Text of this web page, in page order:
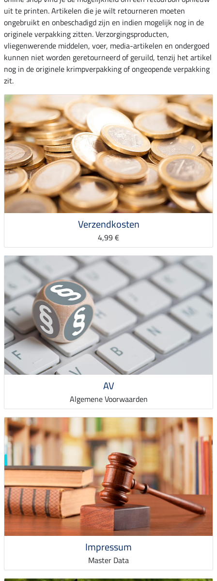
uit te printen. Artikelen die je wilt retourneren moeten
ongebruikt en onbeschadigd zijn en indien mogelijk nog in de
originele verpakking zitten. Verzorgingsproducten,
vliegenwerende middelen, voer, media-artikelen en ondergoed
kunnen niet worden geretourneerd of geruild, tenzij het artikel
nog in de originele krimpverpakking of ongeopende verpakking
zit.
Verzendkosten
4,99 €
AV
Algemene Voorwaarden
Impressum
Master Data